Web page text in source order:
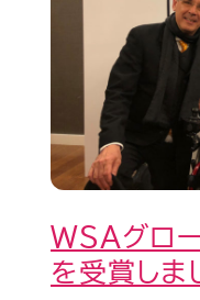
WSAグロ
を受賞しま
チ
ャ
ピ
オ